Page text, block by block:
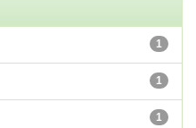
1
1
1